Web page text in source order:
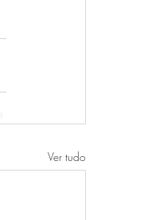
Ver tudo